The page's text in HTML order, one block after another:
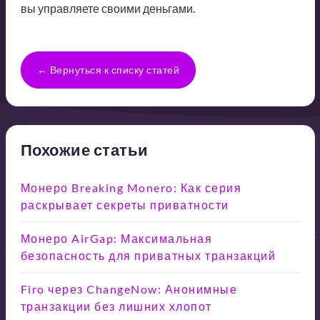
вы управляете своими деньгами.
← Вернуться к списку статей
Похожие статьи
Монеро Breaking Monero: Как серия
раскрывает секреты приватности
Монеро AirGap: Максимальная
безопасность для приватных транзакций
Firo через ChangeNow: Анонимные
транзакции без лишних хлопот